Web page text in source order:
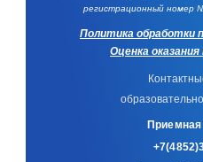
регистрационный номер
Политика обработки
Оценка
Приемная